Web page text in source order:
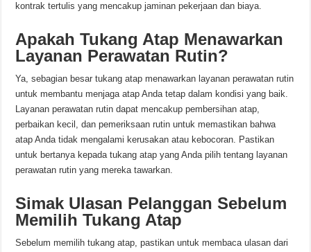
kontrak tertulis yang mencakup jaminan pekerjaan dan biaya.
Apakah Tukang Atap Menawarkan
Layanan Perawatan Rutin?
Ya, sebagian besar tukang atap menawarkan layanan perawatan rutin
untuk membantu menjaga atap Anda tetap dalam kondisi yang baik.
Layanan perawatan rutin dapat mencakup pembersihan atap,
perbaikan kecil, dan pemeriksaan rutin untuk memastikan bahwa
atap Anda tidak mengalami kerusakan atau kebocoran. Pastikan
untuk bertanya kepada tukang atap yang Anda pilih tentang layanan
perawatan rutin yang mereka tawarkan.
Simak Ulasan Pelanggan Sebelum
Memilih Tukang Atap
Sebelum memilih tukang atap, pastikan untuk membaca ulasan dari